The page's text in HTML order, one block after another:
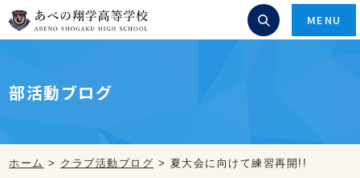
MENU
部活動ブログ
ホーム > クラブ活動ブログ > 夏大会に向けて練習再開!!